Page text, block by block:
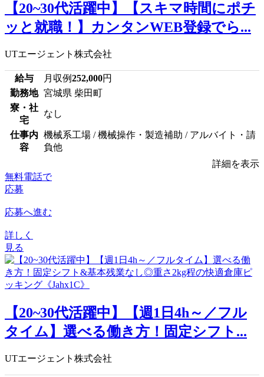
【20~30代活躍中】【スキマ時間にポチ
ッと就職！】カンタンWEB登録でら...
UTエージェント株式会社
給与 月収例252,000円
勤務地 宮城県 柴田町
寮・社
宅
なし
仕事内
容
機械系工場 / 機械操作・製造補助 / アルバイト・請
負他
詳細を表示
無料電話で
応募
応募へ進む
詳しく
見る
【20~30代活躍中】【週1日4h～／フル
タイム】選べる働き方！固定シフト...
UTエージェント株式会社